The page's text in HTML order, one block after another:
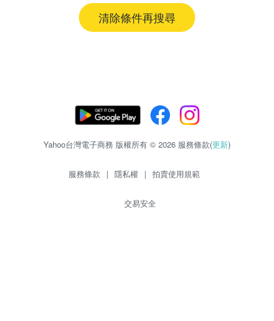
清除條件再搜尋
Yahoo台灣電子商務 版權所有 © 2026 服務條款(更新)
服務條款 | 隱私權 | 拍賣使用規範
交易安全